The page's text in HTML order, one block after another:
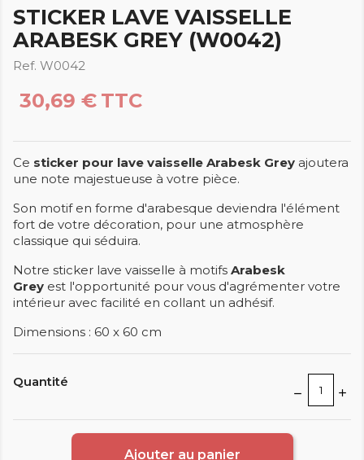
STICKER LAVE VAISSELLE
ARABESK GREY (W0042)
Ref. W0042
30,69 € TTC
Ce sticker pour lave vaisselle Arabesk Grey ajoutera
une note majestueuse à votre pièce.
Son motif en forme d'arabesque deviendra l'élément
fort de votre décoration, pour une atmosphère
classique qui séduira.
Notre sticker lave vaisselle à motifs Arabesk
Grey est l'opportunité pour vous d'agrémenter votre
intérieur avec facilité en collant un adhésif.
Dimensions : 60 x 60 cm
Quantité
Ajouter au panier